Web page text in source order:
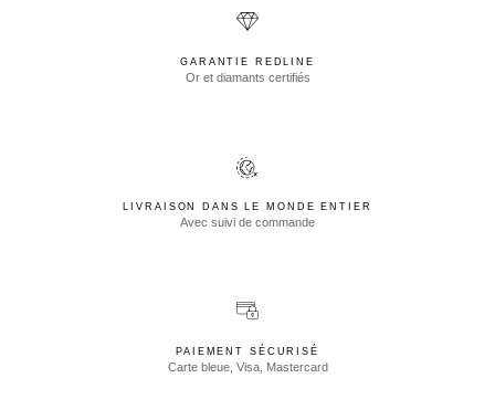
GARANTIE REDLINE
Or et diamants certifiés
LIVRAISON DANS LE MONDE ENTIER
Avec suivi de commande
PAIEMENT SÉCURISÉ
Carte bleue, Visa, Mastercard